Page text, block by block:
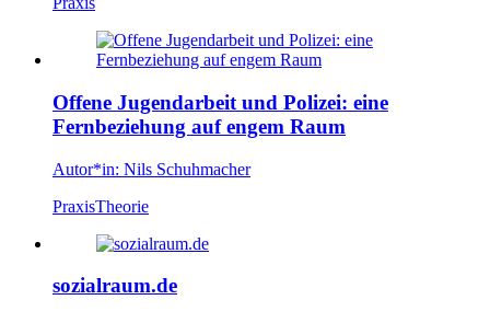
Offene Jugendarbeit und Polizei: eine
Fernbeziehung auf engem Raum
Autor*in: Nils Schuhmacher
PraxisTheorie
sozialraum.de